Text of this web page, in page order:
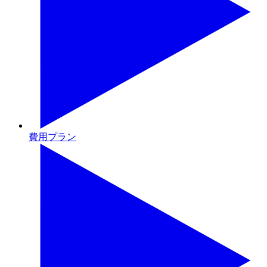
費用プラン